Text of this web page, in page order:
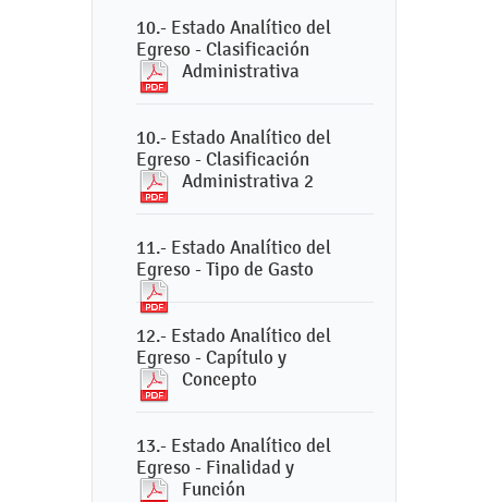
10.- Estado Analítico del
Egreso - Clasificación
Administrativa
10.- Estado Analítico del
Egreso - Clasificación
Administrativa 2
11.- Estado Analítico del
Egreso - Tipo de Gasto
12.- Estado Analítico del
Egreso - Capítulo y
Concepto
13.- Estado Analítico del
Egreso - Finalidad y
Función